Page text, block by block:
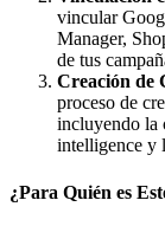
vincular
Manager,
de tus
Creación de
proceso de
incluyendo la
intelligence y
¿Para Quién es